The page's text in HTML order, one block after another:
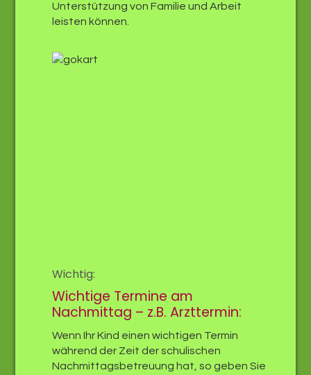
Unterstützung von Familie und Arbeit
leisten können.
Wichtig:
Wichtige Termine am
Nachmittag – z.B. Arzttermin:
Wenn Ihr Kind einen wichtigen Termin
während der Zeit der schulischen
Nachmittagsbetreuung hat, so geben Sie